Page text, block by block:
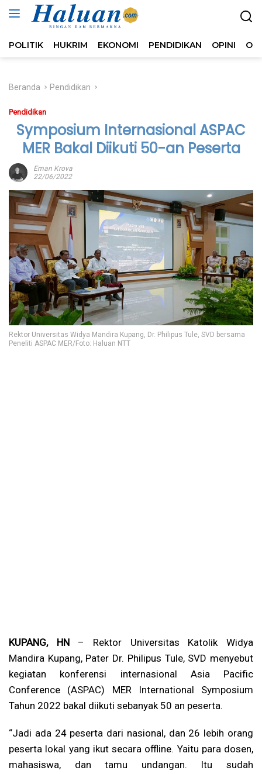
Langsung
POLITIK HUKRIM EKONOMI PENDIDIKAN OPINI
Beranda Pendidikan
Pendidikan
Symposium Internasional ASPAC
MER Bakal Diikuti 50-an Peserta
Eman Krova
22/06/2022
Rektor Universitas Widya Mandira Kupang, Dr. Philipus Tule, SVD bersama
Peneliti ASPAC MER/Foto: Haluan NTT
KUPANG, HN– Rektor Universitas Katolik Widya
Mandira Kupang, Pater Dr. Philipus Tule, SVD menyebut
kegiatan konferensi internasional Asia Pacific
Conference (ASPAC) MER International Symposium
Tahun 2022 bakal diikuti sebanyak 50 an peserta.
“Jadi ada 24 peserta dari nasional, dan 26 lebih orang
peserta lokal yang ikut secara offline. Yaitu para dosen,
mahasiswa, dan tamu undangan. Itu sudah